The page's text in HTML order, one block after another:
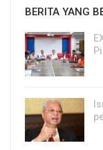
BERITA YANG